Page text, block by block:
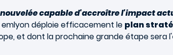
capable d'accroître l'impact
emlyon déploie efficacement le plan
et dont la prochaine grande étape sera l'